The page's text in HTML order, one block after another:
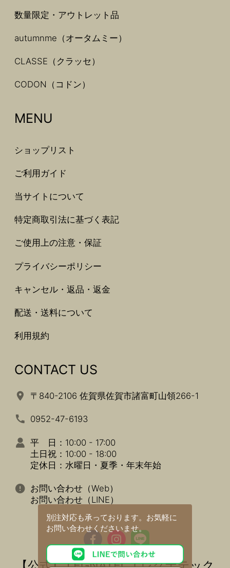
別注対応も承っております。 お気軽に
お問い合わせくださいませ。
数量限定・アウトレット品
autumnme（オータムミー）
CLASSE（クラッセ）
CODON（コドン）
MENU
ショップリスト
ご利用ガイド
当サイトについて
特定商取引法に基づく表記
ご使用上の注意・保証
プライバシーポリシー
キャンセル・返品・返金
配送・送料について
利用規約
CONTACT US
〒840-2106 佐賀県佐賀市諸富町山領266-1
0952-47-6193
平 日：10:00 - 17:00
土日祝：10:00 - 18:00
定休日：水曜日・夏季・年末年始
お問い合わせ（Web）
お問い合わせ（LINE）